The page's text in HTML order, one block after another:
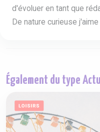
d'évoluer en tant que
De nature curieuse j'aime
Également du type